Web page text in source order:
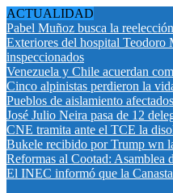
ACTUALIDAD
Pabel Muñoz busca la
Exteriores del hospital Teodoro
inspeccionados
Venezuela y Chile acuerdan
Cinco alpinistas perdieron la
Pueblos de aislamiento
José Julio Neira pasa de 12
CNE tramita ante el TCE la
Bukele recibido por Trump wn
Reformas al Cootad: Asamblea
El INEC informó que la